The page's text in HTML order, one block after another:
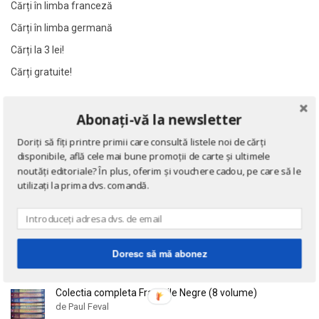
Al James
Al. Alexianu
Al. Caprariu
Al. Dumitrescu
Alain Bombard
Alain Danielou
Alain Lallemand
Alain Lesage
Alain Manevy
Alan Dean Foster
Al James
Al. Alexianu
Al. Caprariu
Al. Dumitrescu
Alain Bombard
Alain Danielou
Alain Lallemand
Alain Lesage
Alain Manevy
Alan Dean Foster
Cărți în limba franceză
Cărți în limba germană
Cărți la 3 lei!
Cărți gratuite!
Eseuri
de Emil Cioran
Doctrina sau Cele patru carti clasice ale Chinei
de Confucius
Colectia completa Fracurile Negre (8 volume)
de Paul Feval
Abonați-vă la newsletter
Doriți să fiți printre primii care consultă listele noi de cărți
disponibile, află cele mai bune promoții de carte și ultimele
noutăți editoriale? În plus, oferim și vouchere cadou, pe care să le
utilizați la prima dvs. comandă.
Doresc să mă abonez